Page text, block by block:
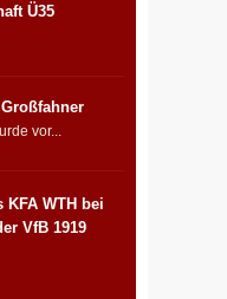
Ü35
vor...
KFA WTH bei
VfB 1919